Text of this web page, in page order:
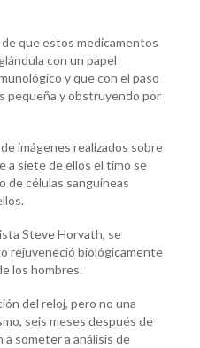
que estos medicamentos
con un papel
y que con el paso
pequeña y obstruyendo por
imágenes realizados sobre
a siete de ellos el timo se
de células sanguíneas
Steve Horvath, se
rejuveneció biológicamente
los hombres.
del reloj, pero no una
seis meses después de
someter a análisis de